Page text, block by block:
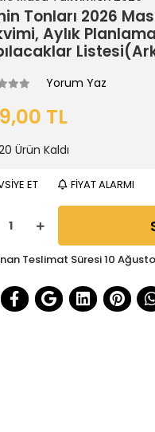
Tonları 2026
Aylık
Yorum Yaz
TL
Ürün Kaldı
ET FİYAT ALARMI
Teslimat Süresi 10